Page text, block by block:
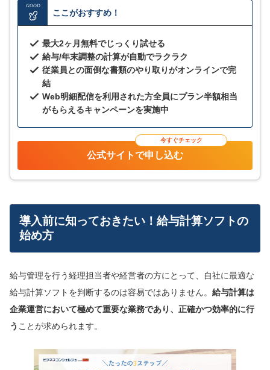
GOOD
ここがおすすめ！
最大2ヶ月無料でじっくり試せる
給与/年末調整の計算が自動でラクラク
従業員との面倒な書類のやり取りがオンラインで完
結
Web明細配信を利用された方全員にプラン半額相当
がもらえるキャンペーンを実施中
今すぐチェック
公式サイトで申し込む
導入前に知っておきたい！給与計算ソフトの
始め方
給与管理を行う経理担当者や経営者の方にとって、自社に最適な
給与計算ソフトを判断するのは容易ではありません。 給与計算は
企業運営において極めて重要な業務であり、正確かつ効率的に行
う ことが求められます。